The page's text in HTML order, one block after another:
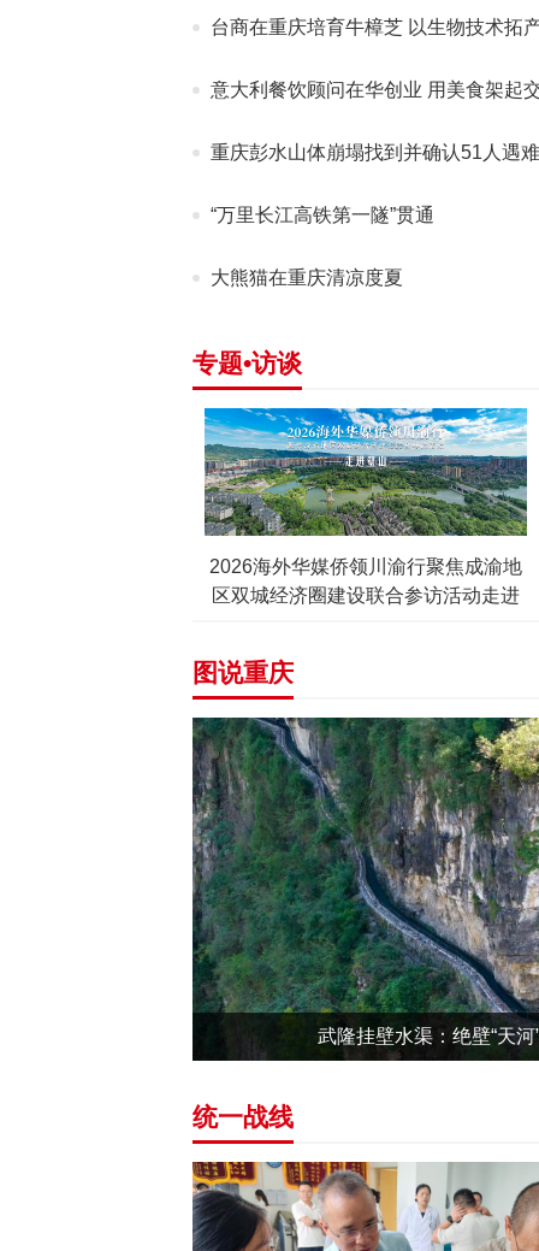
台商在重庆培育牛樟芝 以生物技术拓
意大利餐饮顾问在华创业 用美食架起
重庆彭水山体崩塌找到并确认51人遇
“万里长江高铁第一隧”贯通
大熊猫在重庆清凉度夏
专题•访谈
2026海外华媒侨领川渝行聚焦成渝地
区双城经济圈建设联合参访活动走进
图说重庆
武隆挂壁水渠：绝壁“天
统一战线